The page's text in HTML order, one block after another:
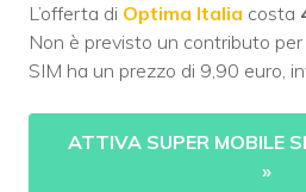
L’offerta di Optima Italia costa
Non è previsto un contributo
SIM ha un prezzo di 9,90 euro,
ATTIVA SUPER MOBILE
»